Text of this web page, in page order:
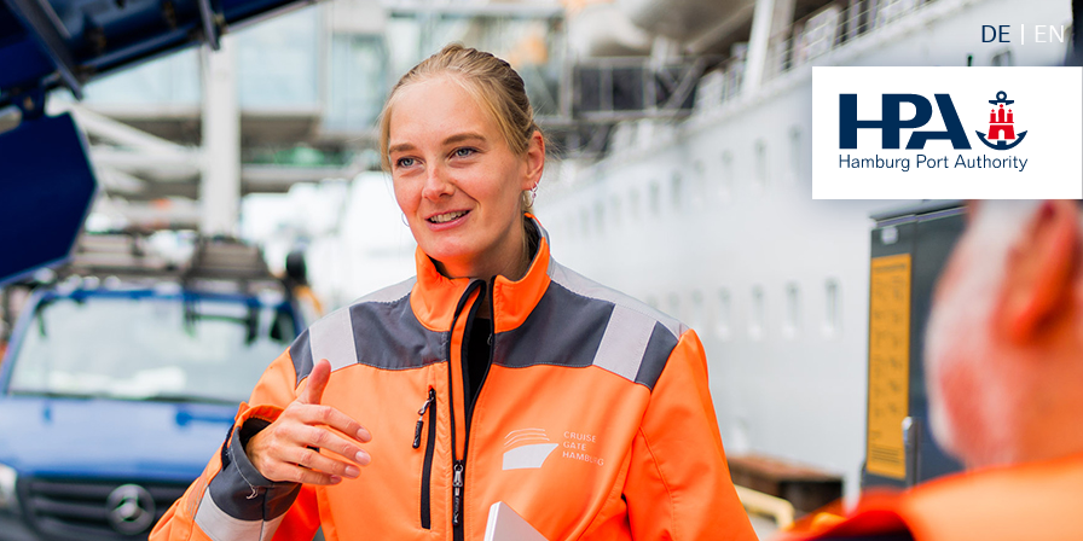
DE EN
Center der HPA
aller Verkehrsmeldungen im Hafen am